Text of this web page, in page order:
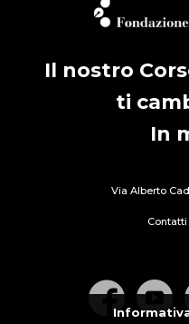
Il nostro
ti
In
Via Alberto